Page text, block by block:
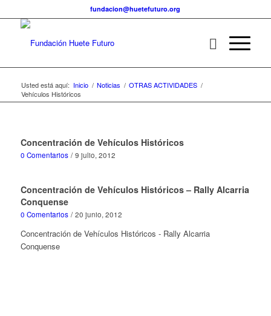
fundacion@huetefuturo.org
Usted está aquí: Inicio / Noticias / OTRAS ACTIVIDADES /
Vehículos Históricos
Concentración de Vehículos Históricos
0 Comentarios / 9 julio, 2012
Concentración de Vehículos Históricos – Rally Alcarria
Conquense
0 Comentarios / 20 junio, 2012
Concentración de Vehículos Históricos - Rally Alcarria
Conquense